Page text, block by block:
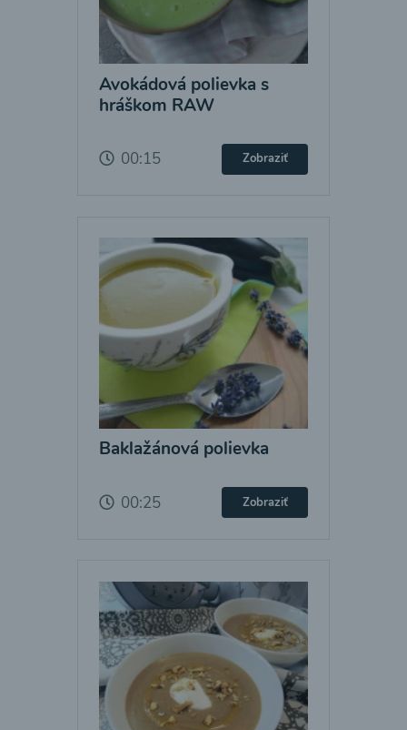
Avokádová polievka s
hráškom RAW
00:15 Zobraziť
Baklažánová polievka
00:25 Zobraziť